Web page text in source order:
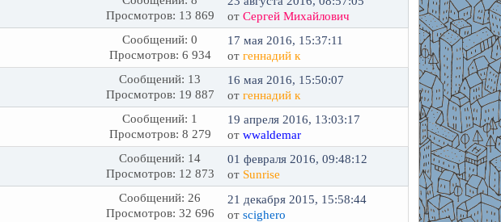
Просмотров: 13 869
отСергей Михайлович
Сообщений: 0
Просмотров: 6 934
17 мая 2016, 15:37:11
отгеннадий к
Сообщений: 13
Просмотров: 19 887
16 мая 2016, 15:50:07
отгеннадий к
Сообщений: 1
Просмотров: 8 279
19 апреля 2016, 13:03:17
отwwaldemar
Сообщений: 14
Просмотров: 12 873
01 февраля 2016, 09:48:12
от Sunrise
Сообщений: 26
Просмотров: 32 696
21 декабря 2015, 15:58:44
отscighero